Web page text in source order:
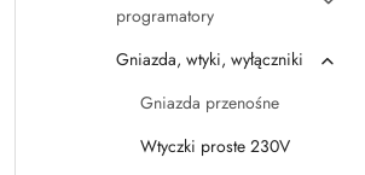
programatory
Gniazda, wtyki, wyłączniki
Gniazda przenośne
Wtyczki proste 230V